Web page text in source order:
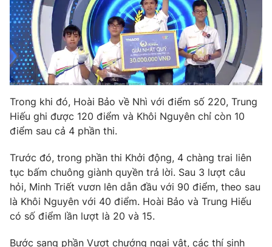
Theo dõi báo trên
Cơ quan chủ quản:Đài Truyền hình Việt Nam
Cơ quan báo chí:Thời báo VTV
Giấy phép hoạt động báo in và báo điện tử số 483/GP-BTTTT
cấp ngày 29/12/2023
Tổng Biên tập:Vũ Thanh Thủy
Nguyễn Trọng Ninh
Tổng đài VTV:024.38 355 931 - 024.38 355 932
Ðiện thoại Thời báo VTV:
024.66 897 897
Email: toasoan@vtv.vn
Trong khi đó, Hoài Bảo về Nhì với điểm số 220, Trung
Hiếu ghi được 120 điểm và Khôi Nguyên chỉ còn 10
điểm sau cả 4 phần thi.
Trước đó, trong phần thi Khởi động, 4 chàng trai liên
tục bấm chuông giành quyền trả lời. Sau 3 lượt câu
hỏi, Minh Triết vươn lên dẫn đầu với 90 điểm, theo sau
là Khôi Nguyên với 40 điểm. Hoài Bảo và Trung Hiếu
có số điểm lần lượt là 20 và 15.
Bước sang phần Vượt chướng ngại vật, các thí sinh